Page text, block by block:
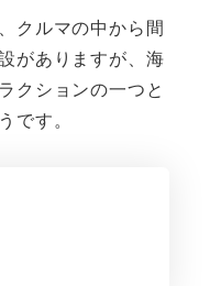
クルマの中から間
がありますが、海
クションの一つと
です。